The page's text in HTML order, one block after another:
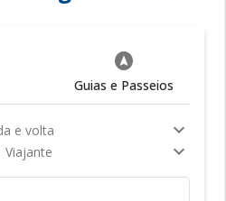
assistant_navigation
Guias e Passeios
e volta
expand_more
Viajante expand_more